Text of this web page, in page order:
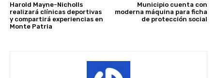
Harold Mayne-Nicholls
realizará clínicas deportivas
y compartirá experiencias en
Monte Patria
Municipio cuenta con
moderna máquina para ficha
de protección social